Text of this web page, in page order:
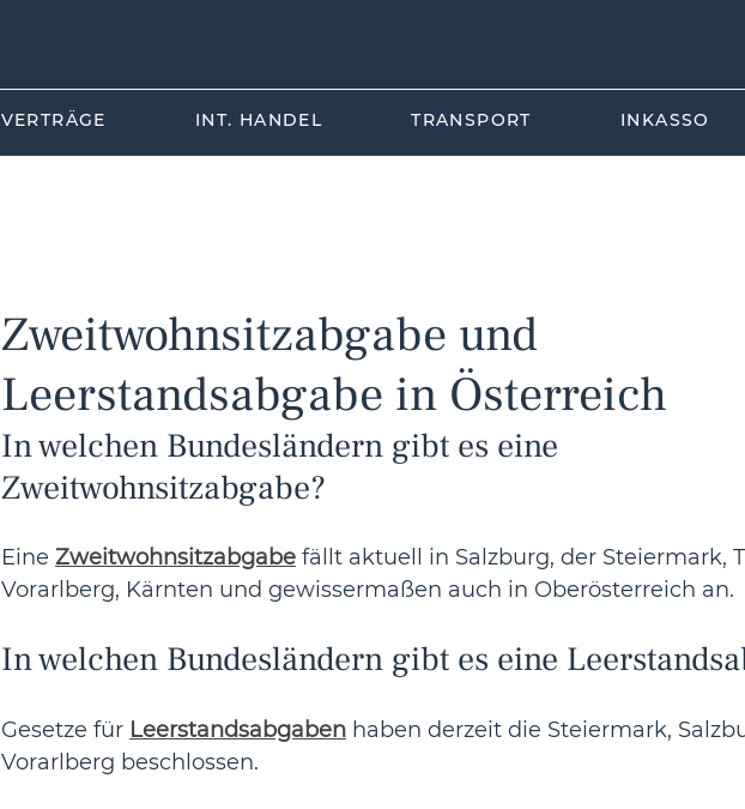
VERTRÄGE INT. HANDEL TRANSPORT INKASSO
Zweitwohnsitzabgabe und
Leerstandsabgabe in Österreich
In welchen Bundesländern gibt es eine
Zweitwohnsitzabgabe?
Eine Zweitwohnsitzabgabe fällt aktuell in Salzburg, der Steiermark,
Vorarlberg, Kärnten und gewissermaßen auch in Oberösterreich an.
In welchen Bundesländern gibt es eine
Gesetze für Leerstandsabgaben haben derzeit die Steiermark,
Vorarlberg beschlossen.